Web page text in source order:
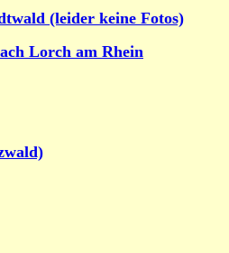
(leider keine Fotos)
Lorch am Rhein